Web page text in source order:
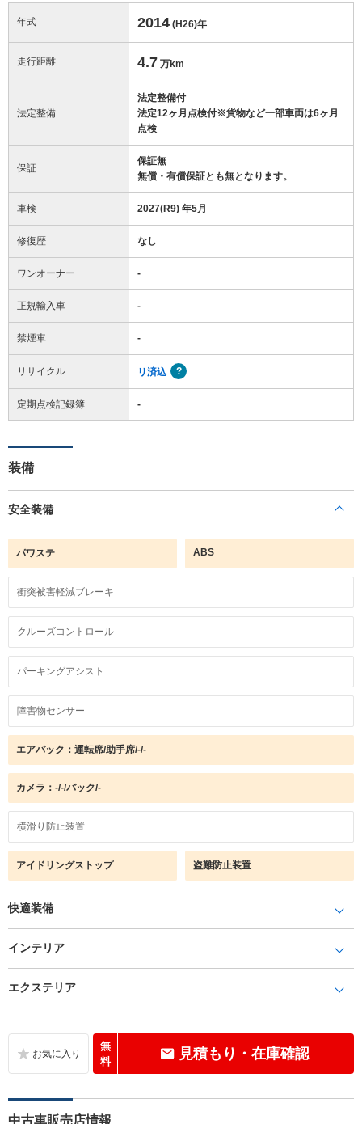
年式 2014 (H26)年
走行距離 4.7 万km
法定整備
法定整備付
法定12ヶ月点検付※貨物など一部車両は6ヶ月
点検
保証
保証無
無償・有償保証とも無となります。
車検 2027(R9) 年5月
修復歴 なし
ワンオーナー -
正規輸入車 -
禁煙車 -
リサイクル リ済込
定期点検記録簿 -
装備
安全装備
パワステ ABS
衝突被害軽減ブレーキ
クルーズコントロール
パーキングアシスト
障害物センサー
エアバック：運転席/助手席/-/-
カメラ：-/-/バック/-
横滑り防止装置
アイドリングストップ 盗難防止装置
快適装備
インテリア
エクステリア
無
料
見積もり・在庫確認
中古車販売店情報